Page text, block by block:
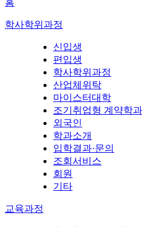
학사학위과정
신입생
편입생
학사학위과정
산업체위탁
마이스터대학
조기취업형 계약학과
외국인
학과소개
입학결과·문의
조회서비스
회원
기타
교육과정